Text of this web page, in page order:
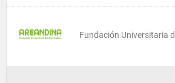
Fundación Universitaria